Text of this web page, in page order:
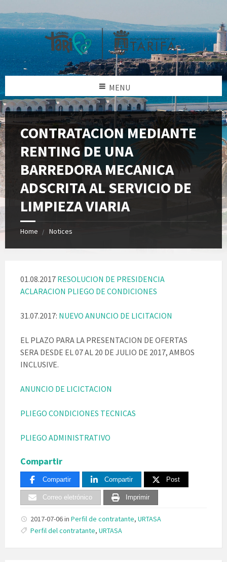
MENU
CONTRATACION MEDIANTE
RENTING DE UNA
BARREDORA MECANICA
ADSCRITA AL SERVICIO DE
LIMPIEZA VIARIA
Home Notices
01.08.2017 RESOLUCION DE PRESIDENCIA
ACLARACION PLIEGO DE CONDICIONES
31.07.2017: NUEVO ANUNCIO DE LICITACION
EL PLAZO PARA LA PRESENTACION DE OFERTAS
SERA DESDE EL 07 AL 20 DE JULIO DE 2017, AMBOS
INCLUSIVE.
ANUNCIO DE LICICTACION
PLIEGO CONDICIONES TECNICAS
PLIEGO ADMINISTRATIVO
Compartir
Compartir Compartir Post
Correo eletrónico Imprimir
2017-07-06in Perfil de contratante, URTASA
Tags:
Perfil del contratante, URTASA